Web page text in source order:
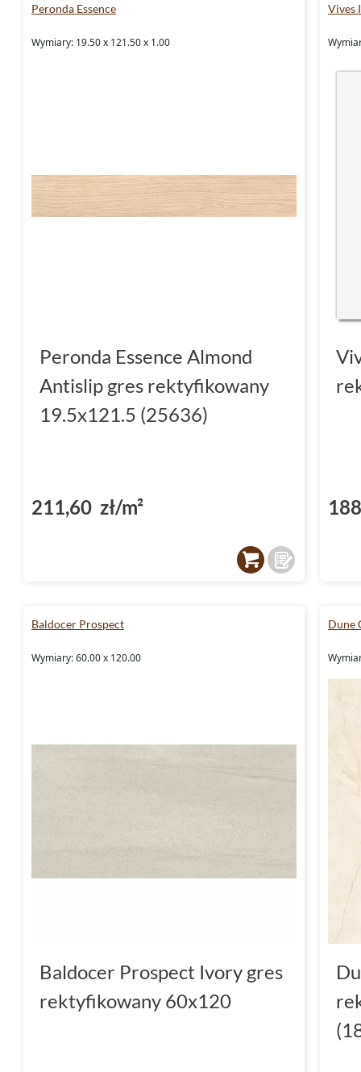
Peronda Essence
Wymiary: 19.50 x 121.50 x 1.00
Peronda Essence Almond
Antislip gres rektyfikowany
19.5x121.5 (25636)
211,60 zł/m²
Vives
Baldocer Prospect
Wymiary: 60.00 x 120.00
Baldocer Prospect Ivory gres
rektyfikowany 60x120
Dune